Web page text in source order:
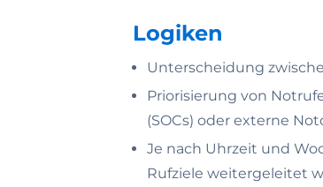
Logiken
Unterscheidung
Priorisierung von
(SOCs) oder externe
Je nach Uhrzeit und
Rufziele weitergeleitet